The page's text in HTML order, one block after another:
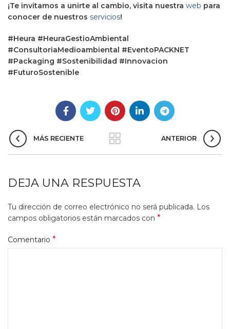
¡Te invitamos a unirte al cambio, visita nuestra web para
conocer de nuestros servicios!
#Heura #HeuraGestioAmbiental
#ConsultoriaMedioambiental #EventoPACKNET
#Packaging #Sostenibilidad #Innovacion
#FuturoSostenible
MÁS RECIENTE ANTERIOR
DEJA UNA RESPUESTA
Tu dirección de correo electrónico no será publicada. Los
campos obligatorios están marcados con *
Comentario *